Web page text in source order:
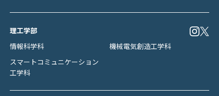
理工学部
情報科学科
機械電気創造工学科
スマートコミュニケーション
工学科